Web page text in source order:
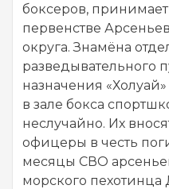
боксеров,
первенстве
округа. Знамёна
разведывательного
назначения
в зале бокса
неслучайно. Их
офицеры в честь
месяцы СВО
морского